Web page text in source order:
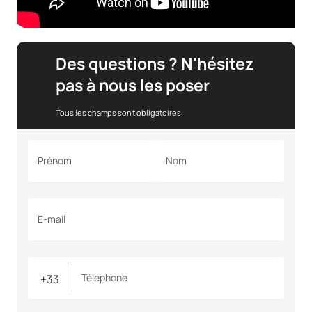
Des questions ? N'hésitez
pas à nous les poser
Tous les champs sont obligatoires
Prénom Nom
E-mail
Téléphone